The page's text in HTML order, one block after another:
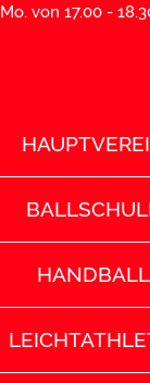
Mo. von 17.00 -
HANDBALL